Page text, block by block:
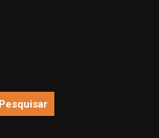
Pesquisar